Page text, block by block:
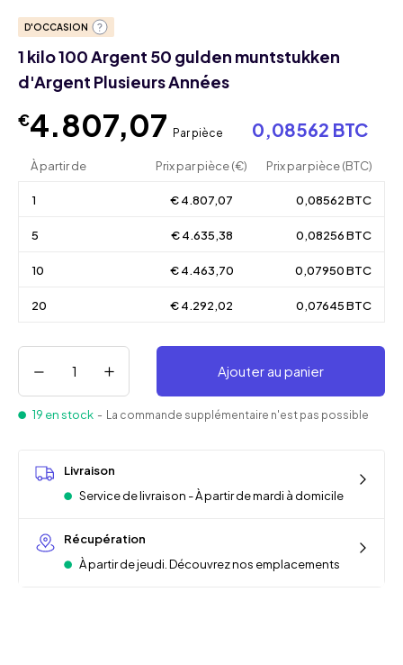
D'OCCASION
1 kilo 100 Argent 50 gulden muntstukken
d'Argent Plusieurs Années
€4.807,07 Par pièce 0,08562 BTC
À partir de Prix par pièce (€) Prix par pièce (BTC)
1 € 4.807,07 0,08562 BTC
5 € 4.635,38 0,08256 BTC
10 € 4.463,70 0,07950 BTC
20 € 4.292,02 0,07645 BTC
Ajouter au panier
19 en stock - La commande supplémentaire n'est pas possible
Livraison
Service de livraison - À partir de mardi à domicile
Récupération
À partir de jeudi. Découvrez nos emplacements